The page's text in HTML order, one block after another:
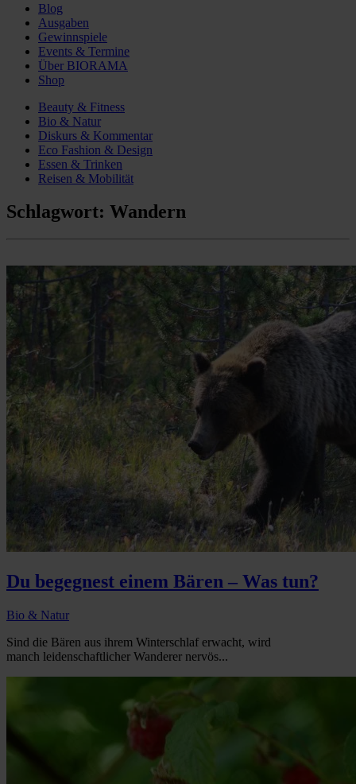
Blog
Ausgaben
Gewinnspiele
Events & Termine
Über BIORAMA
Shop
Beauty & Fitness
Bio & Natur
Diskurs & Kommentar
Eco Fashion & Design
Essen & Trinken
Reisen & Mobilität
Schlagwort: Wandern
Du begegnest einem Bären – Was tun?
Bio & Natur
Sind die Bären aus ihrem Winterschlaf erwacht, wird
manch leidenschaftlicher Wanderer nervös...